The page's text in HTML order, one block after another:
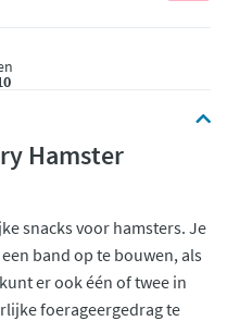
Hamster
snacks voor hamsters. Je
band op te bouwen, als
er ook één of twee in
foerageergedrag te